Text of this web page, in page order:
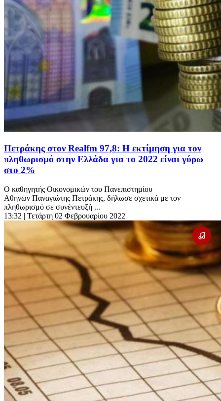
Πετράκης στον Realfm 97,8: Η εκτίμηση για τον
πληθωρισμό στην Ελλάδα για το 2022 είναι γύρω
στο 2%
Ο καθηγητής Οικονομικών του Πανεπιστημίου
Αθηνών Παναγιώτης Πετράκης, δήλωσε σχετικά με τον
πληθωρισμό σε συνέντευξή ...
13:32 | Τετάρτη 02 Φεβρουαρίου 2022